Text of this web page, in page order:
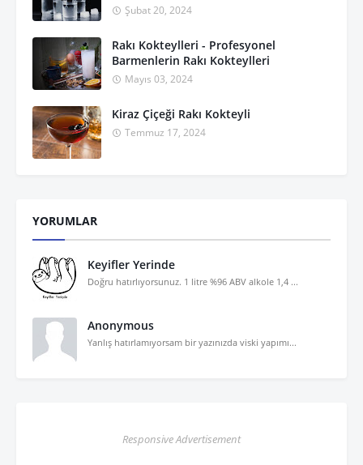
Şubat 20, 2024
Rakı Kokteylleri - Profesyonel
Barmenlerin Rakı Kokteylleri
Mayıs 03, 2024
Kiraz Çiçeği Rakı Kokteyli
Temmuz 17, 2024
YORUMLAR
Keyifler Yerinde
Doğru hatırlıyorsunuz. 1 litre %96 ABV alkole 1,4 ...
Anonymous
Yanlış hatırlamıyorsam bir yazınızda viski yapımı...
Responsive Advertisement